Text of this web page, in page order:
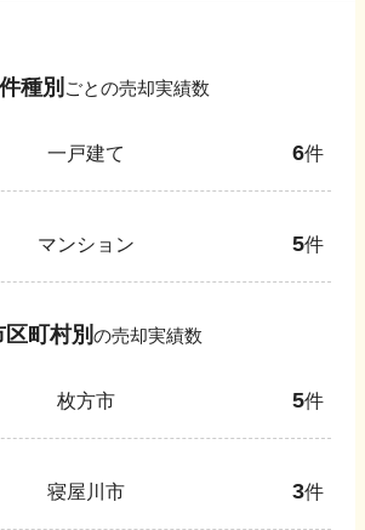
種別 ごとの売却実績数
一戸建て 6件
マンション 5件
区町村別 の売却実績数
枚方市 5件
寝屋川市 3件